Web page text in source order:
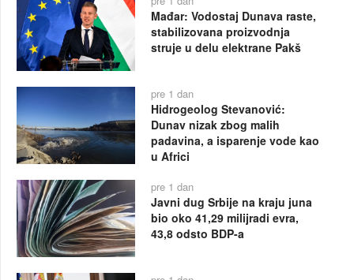
Mađar: Vodostaj Dunava raste,
stabilizovana proizvodnja
struje u delu elektrane Pakš
pre 1 dan
Hidrogeolog Stevanović:
Dunav nizak zbog malih
padavina, a isparenje vode kao
u Africi
pre 1 dan
Javni dug Srbije na kraju juna
bio oko 41,29 milijradi evra,
43,8 odsto BDP-a